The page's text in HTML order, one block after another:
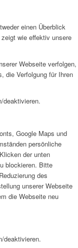
einen Überblick
wie effektiv unsere
Webseite verfolgen,
die Verfolgung für Ihren
deaktivieren.
Google Maps und
persönliche
der unten
blockieren. Bitte
des
unserer Webseite
die Webseite neu
deaktivieren.